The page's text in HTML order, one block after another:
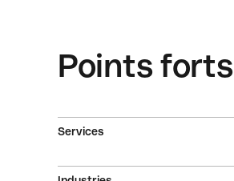
Points forts
Services